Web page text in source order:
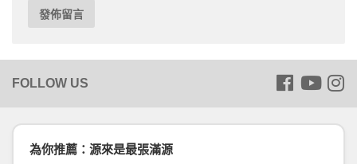
為你推薦：源來是最張滿源